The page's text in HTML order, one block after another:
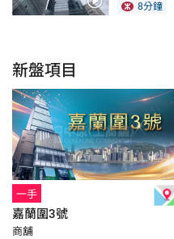
8分鐘
新盤項目
一手
嘉蘭圍3號
商舖